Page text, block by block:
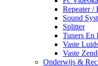
Repeater /
Sound
Splitter
Tuners En
Vaste
Vaste
Onderwijs &